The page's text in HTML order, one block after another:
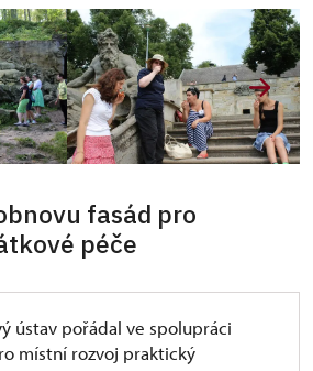
a jeho okolní šumavská krajina.
na první pohled neviditelnou
a hluboce zakořeněnou tradici
nejpřirozenější lidskou činnost
učitelé, lektoři vzdělávacích
prostředí (průvodci,
Kč, zaměstnanci NPÚ 300,- Kč.
ubytování a stravování.
fasád pro
péče
ústav pořádal ve spolupráci
místní rozvoj praktický